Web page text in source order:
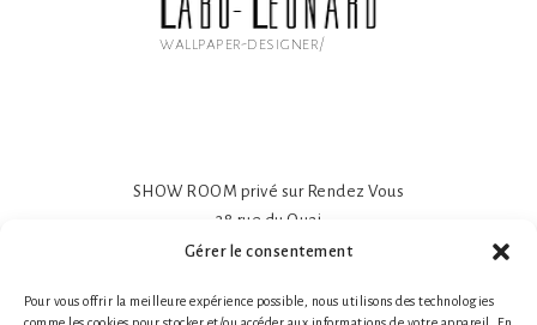
Gérer le consentement
Pour vous offrir la meilleure expérience possible, nous utilisons des technologies
wallpaper-designer/
SHOW ROOM privé sur Rendez Vous
38 rue du Quai
81600 GAILLAC
Impression sur-mesure